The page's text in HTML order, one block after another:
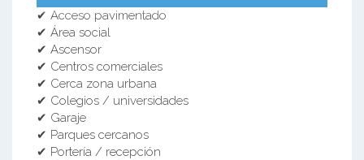
✔ Acceso pavimentado
✔ Área social
✔ Ascensor
✔ Centros comerciales
✔ Cerca zona urbana
✔ Colegios / universidades
✔ Garaje
✔ Parques cercanos
✔ Portería / recepción